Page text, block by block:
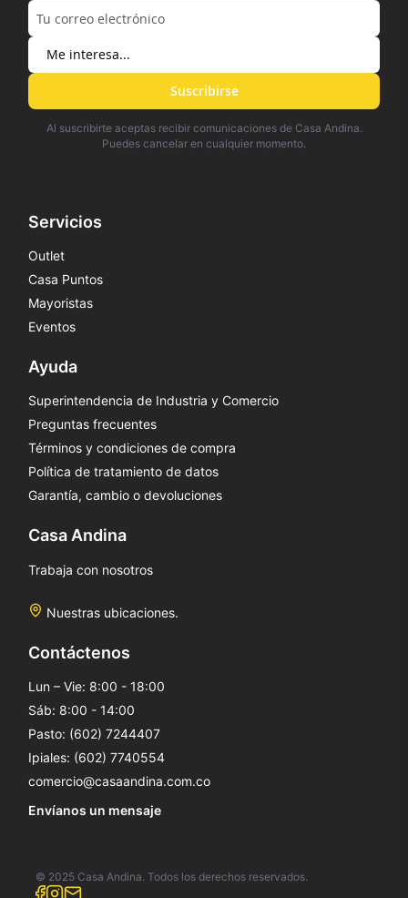
Suscribirse
Al suscribirte aceptas recibir comunicaciones de Casa Andina.
Puedes cancelar en cualquier momento.
Servicios
Outlet
Casa Puntos
Mayoristas
Eventos
Ayuda
Superintendencia de Industria y Comercio
Preguntas frecuentes
Términos y condiciones de compra
Política de tratamiento de datos
Garantía, cambio o devoluciones
Casa Andina
Trabaja con nosotros
Nuestras ubicaciones.
Contáctenos
Lun – Vie: 8:00 - 18:00
Sáb: 8:00 - 14:00
Pasto: (602) 7244407
Ipiales: (602) 7740554
comercio@casaandina.com.co
Envíanos un mensaje
© 2025 Casa Andina. Todos los derechos reservados.